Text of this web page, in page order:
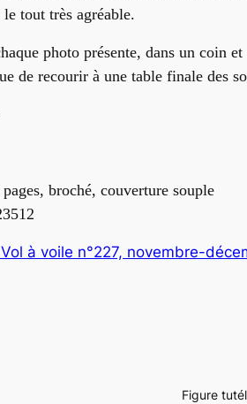
le tout très agréable.
photo présente, dans un coin
de recourir à une table finale des
broché, couverture souple
Vol à voile n°227, novembre-
Figure